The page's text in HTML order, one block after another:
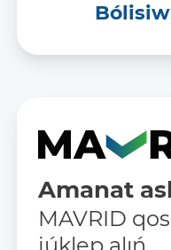
Amanat
MAVRID
júklep alıń.